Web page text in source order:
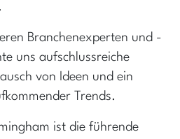
Branchenexperten und -
uns aufschlussreiche
von Ideen und ein
Trends.
ist die führende